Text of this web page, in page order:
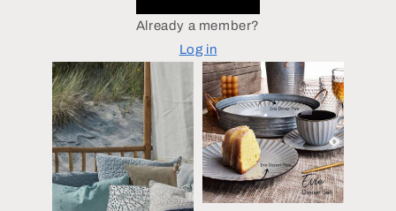
Already a member?
Log in